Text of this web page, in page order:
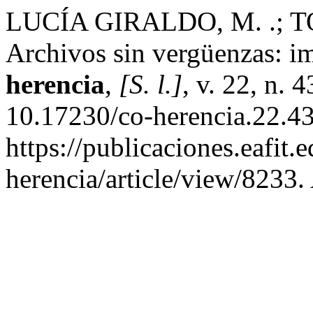
LUCÍA GIRALDO, M. .;
Archivos sin vergüenzas:
herencia, [S. l.], v. 22, n.
10.17230/co-
https://
herencia/article/view/8233.